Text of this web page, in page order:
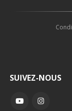
SUIVEZ-NOUS